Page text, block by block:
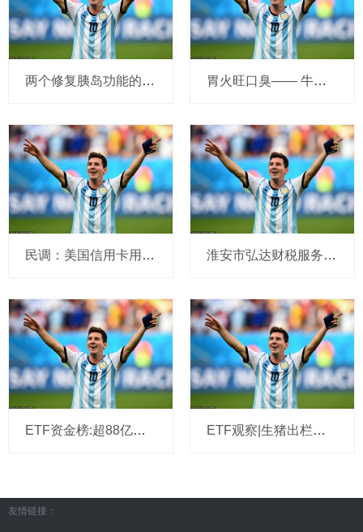
两个修复胰岛功能的偏方 胃火旺口臭—— 牛黄清胃丸&#160;，肝火旺口苦——龙胆泻肝丸&#160;，肺火旺
民调：美国信用卡用户半数背负卡债 通胀和高利率加剧还债压力 淮安市弘达财税服务有限责任公司代理记账总部机构执业许可公示
ETF资金榜:超88亿资金4只流入沪深300ETF，资金净流出公司债ETF、政金债券ETF、短融ET ETF观察|生猪出栏体重上升，二育加快销售，畜牧养殖ETF（516670）近10日合计资金净流入76
友情链接：